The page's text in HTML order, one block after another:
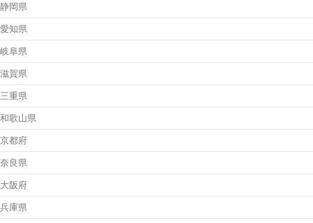
静岡県
愛知県
岐阜県
滋賀県
三重県
和歌山県
京都府
奈良県
大阪府
兵庫県